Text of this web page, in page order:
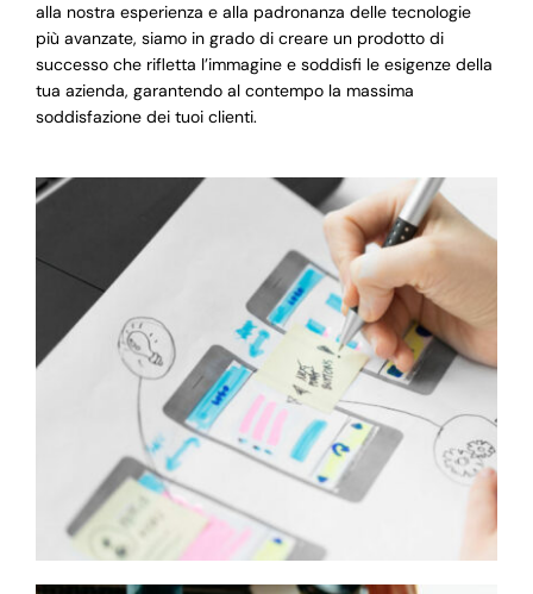
alla nostra esperienza e alla padronanza delle tecnologie
più avanzate, siamo in grado di creare un prodotto di
successo che rifletta l’immagine e soddisfi le esigenze della
tua azienda, garantendo al contempo la massima
soddisfazione dei tuoi clienti.